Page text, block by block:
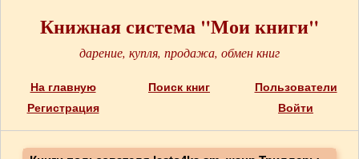
Книжная система "Мои книги"
дарение, купля, продажа, обмен книг
На главную Поиск книг
Пользователи
Регистрация
Войти